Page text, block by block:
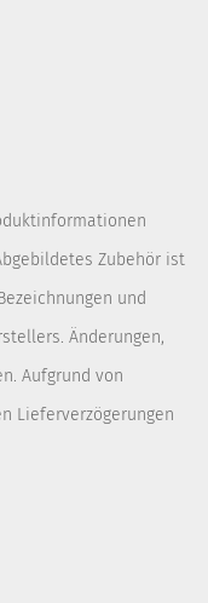
Zubehör ist
und
Änderungen,
Aufgrund von
Lieferverzögerungen